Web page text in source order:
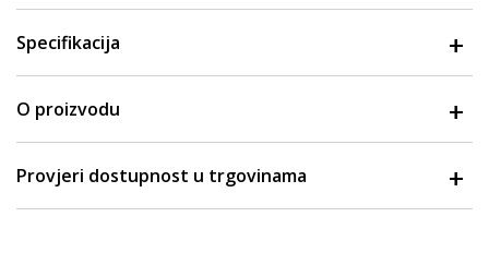
Specifikacija
O proizvodu
Provjeri dostupnost u trgovinama